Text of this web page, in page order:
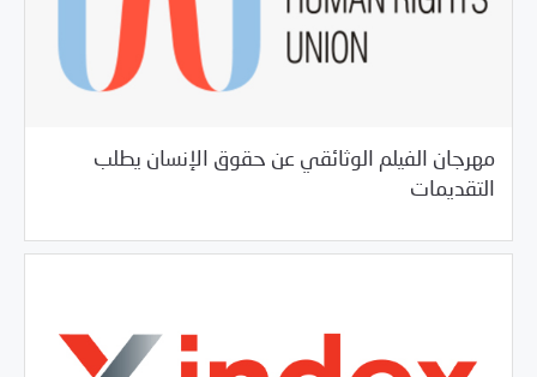
مهرجان الفيلم الوثائقي عن حقوق الإنسان يطلب
التقديمات
09/20/2017 فرص التدريب و المشاركة